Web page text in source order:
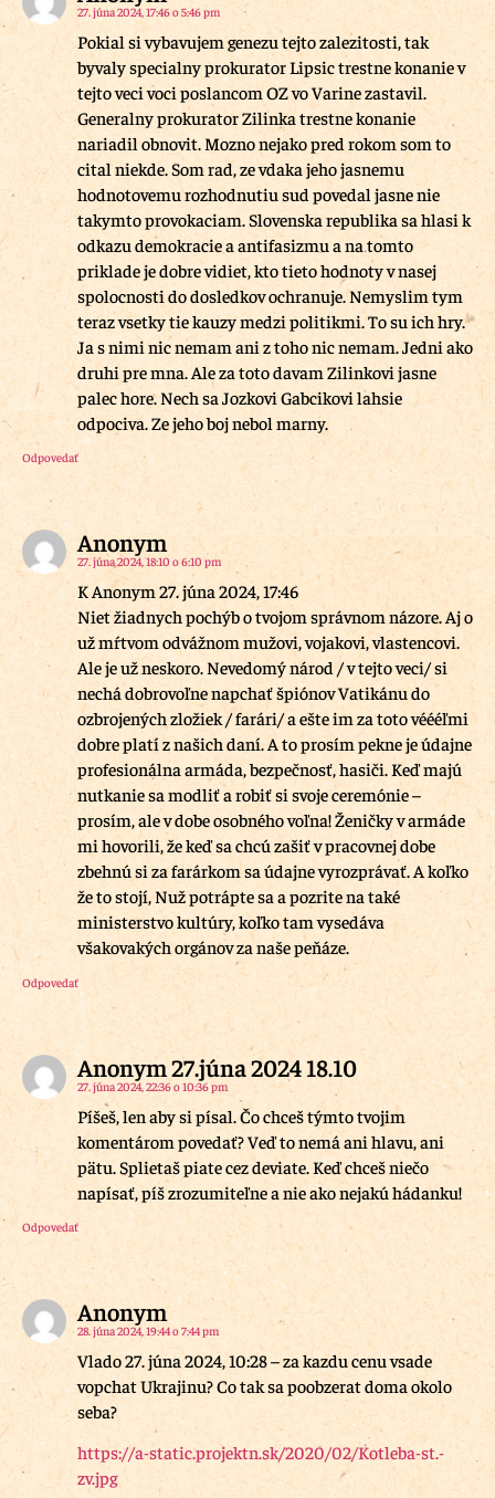
27. júna 2024, 17:46 o 5:46 pm
Pokial si vybavujem genezu tejto zalezitosti, tak
byvaly specialny prokurator Lipsic trestne konanie v
tejto veci voci poslancom OZ vo Varine zastavil.
Generalny prokurator Zilinka trestne konanie
nariadil obnovit. Mozno nejako pred rokom som to
cital niekde. Som rad, ze vdaka jeho jasnemu
hodnotovemu rozhodnutiu sud povedal jasne nie
takymto provokaciam. Slovenska republika sa hlasi k
odkazu demokracie a antifasizmu a na tomto
priklade je dobre vidiet, kto tieto hodnoty v nasej
spolocnosti do dosledkov ochranuje. Nemyslim tym
teraz vsetky tie kauzy medzi politikmi. To su ich hry.
Ja s nimi nic nemam ani z toho nic nemam. Jedni ako
druhi pre mna. Ale za toto davam Zilinkovi jasne
palec hore. Nech sa Jozkovi Gabcikovi lahsie
odpociva. Ze jeho boj nebol marny.
Odpovedať
Anonym
27. júna 2024, 18:10 o 6:10 pm
K Anonym 27. júna 2024, 17:46
Niet žiadnych pochýb o tvojom správnom názore. Aj o
už mŕtvom odvážnom mužovi, vojakovi, vlastencovi.
Ale je už neskoro. Nevedomý národ / v tejto veci/ si
nechá dobrovoľne napchať špiónov Vatikánu do
ozbrojených zložiek / farári/ a ešte im za toto véééľmi
dobre platí z našich daní. A to prosím pekne je údajne
profesionálna armáda, bezpečnosť, hasiči. Keď majú
nutkanie sa modliť a robiť si svoje ceremónie –
prosím, ale v dobe osobného voľna! Ženičky v armáde
mi hovorili, že keď sa chcú zašiť v pracovnej dobe
zbehnú si za farárkom sa údajne vyrozprávať. A koľko
že to stojí, Nuž potrápte sa a pozrite na také
ministerstvo kultúry, koľko tam vysedáva
všakovakých orgánov za naše peňáze.
Odpovedať
Anonym 27.júna 2024 18.10
27. júna 2024, 22:36 o 10:36 pm
Píšeš, len aby si písal. Čo chceš týmto tvojim
komentárom povedať? Veď to nemá ani hlavu, ani
pätu. Splietaš piate cez deviate. Keď chceš niečo
napísať, píš zrozumiteľne a nie ako nejakú hádanku!
Odpovedať
Anonym
28. júna 2024, 19:44 o 7:44 pm
Vlado 27. júna 2024, 10:28 – za kazdu cenu vsade
vopchat Ukrajinu? Co tak sa poobzerat doma okolo
seba?
https://a-static.projektn.sk/2020/02/Kotleba-st.-
zv.jpg